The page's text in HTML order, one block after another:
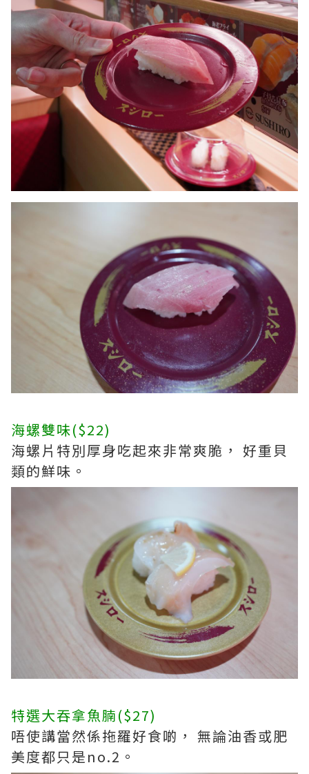
海螺雙味($22)
海螺片特別厚身吃起來非常爽脆， 好重貝
類的鮮味。
特選大吞拿魚腩($27)
唔使講當然係拖羅好食啲， 無論油香或肥
美度都只是no.2。